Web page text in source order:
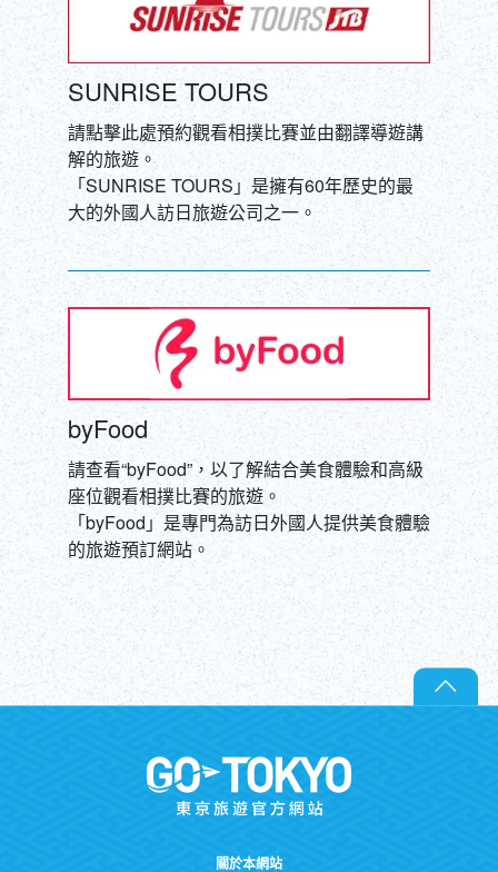
FRANÇAIS
SUNRISE TOURS
請點擊此處預約觀看相撲比賽並由翻譯導遊講
解的旅遊。
「SUNRISE TOURS」是擁有60年歷史的最
大的外國人訪日旅遊公司之一。
byFood
請查看“byFood”，以了解結合美食體驗和高級
座位觀看相撲比賽的旅遊。
「byFood」是專門為訪日外國人提供美食體驗
的旅遊預訂網站。
關於本網站